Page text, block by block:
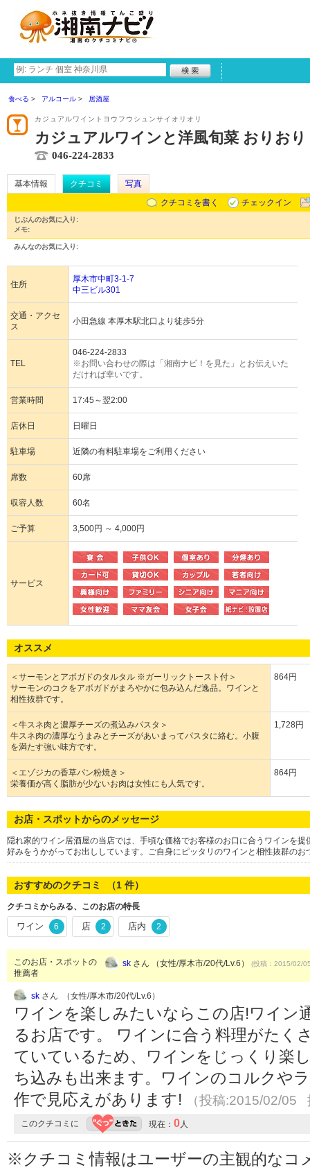
食べる アルコール 居酒屋
カジュアルワイントヨウフウシュンサイオリオリ
カジュアルワインと洋風旬菜 おりおり
046-224-2833
基本情報 クチコミ
写真
クチコミを書く
チェックイン
じぶんのお気に入り:
メモ:
みんなのお気に入り:
住所
厚木市中町3-1-7
中三ビル301
交通・アクセ
ス
小田急線 本厚木駅北口より徒歩5分
TEL
046-224-2833
※お問い合わせの際は「湘南ナビ！を見た」とお伝えいた
だければ幸いです。
営業時間 17:45～翌2:00
店休日 日曜日
駐車場 近隣の有料駐車場をご利用ください
席数 60席
収容人数 60名
ご予算 3,500円 ～ 4,000円
サービス
オススメ
＜サーモンとアボガドのタルタル ※ガーリックトースト付＞
サーモンのコクをアボガドがまろやかに包み込んだ逸品。ワインと
相性抜群です。
864円
＜牛スネ肉と濃厚チーズの煮込みパスタ＞
牛スネ肉の濃厚なうまみとチーズがあいまってパスタに絡む。小腹
を満たす強い味方です。
1,728円
＜エゾジカの香草パン粉焼き＞
栄養価が高く脂肪が少ないお肉は女性にも人気です。
864円
お店・スポットからのメッセージ
隠れ家的ワイン居酒屋の当店では、手頃な価格でお客様のお口に合うワインを
好みをうかがってお出ししています。ご自身にピッタリのワインと相性抜群の
おすすめのクチコミ （1 件）
クチコミからみる、このお店の特長
ワイン 6 店 2 店内 2
このお店・スポットの
推薦者
sk さん （女性/厚木市/20代/Lv.6） (投稿：2015/02/
sk さん （女性/厚木市/20代/Lv.6）
ワインを楽しみたいならこの店!ワイン
るお店です。 ワインに合う料理がたく
ていているため、ワインをじっくり楽
ち込みも出来ます。ワインのコルクや
作で見応えがあります!
（投稿:2015/02/05
このクチコミに 現在： 0 人
※クチコミ情報はユーザーの主観的なコ